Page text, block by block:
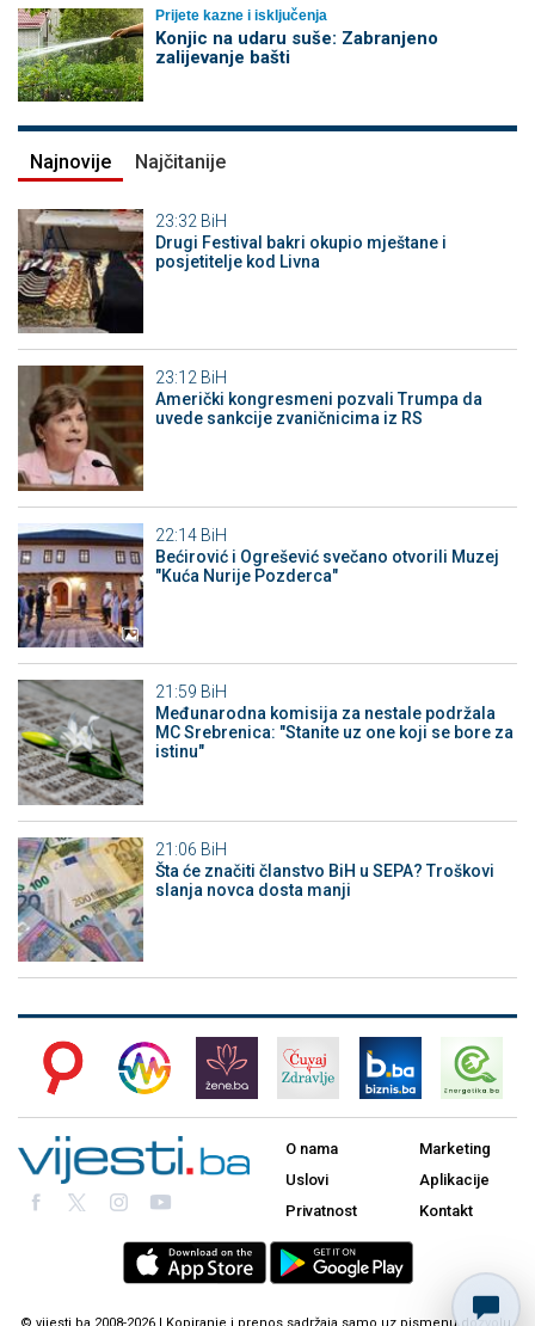
Prijete kazne i isključenja
Konjic na udaru suše: Zabranjeno
zalijevanje bašti
Najnovije Najčitanije
23:32 BiH
Drugi Festival bakri okupio mještane i
posjetitelje kod Livna
23:12 BiH
Američki kongresmeni pozvali Trumpa da
uvede sankcije zvaničnicima iz RS
22:14 BiH
Bećirović i Ogrešević svečano otvorili Muzej
"Kuća Nurije Pozderca"
21:59 BiH
Međunarodna komisija za nestale podržala
MC Srebrenica: "Stanite uz one koji se bore za
istinu"
21:06 BiH
Šta će značiti članstvo BiH u SEPA? Troškovi
slanja novca dosta manji
O nama
Uslovi
Privatnost
Marketing
Aplikacije
Kontakt